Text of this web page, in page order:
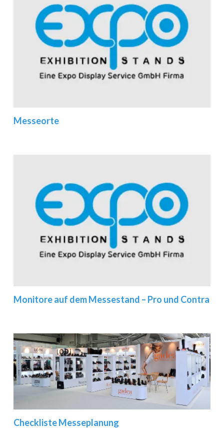
Messeorte
Monitore auf dem Messestand – Pro und Contra
Checkliste Messeplanung